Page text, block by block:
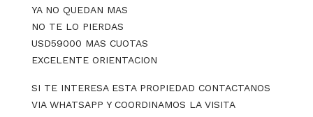
YA NO QUEDAN MAS
NO TE LO PIERDAS
USD59000 MAS CUOTAS
EXCELENTE ORIENTACION
SI TE INTERESA ESTA PROPIEDAD CONTACTANOS
VIA WHATSAPP Y COORDINAMOS LA VISITA